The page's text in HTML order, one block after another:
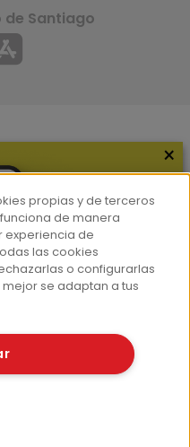
Consumer
de Santiago
×
propias y de terceros
de manera
experiencia de
las cookies
o configurarlas
se adaptan a tus